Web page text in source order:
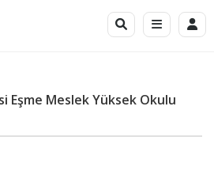
Eşme Meslek Yüksek Okulu